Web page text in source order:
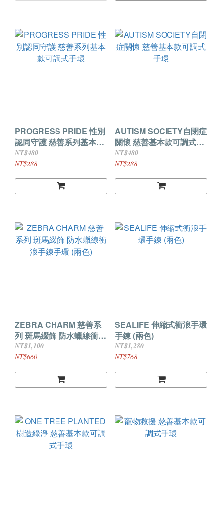
PROGRESS PRIDE 性別
認同守護 慈善系列基本款
可調式手環
NT$480
NT$288
AUTISM SOCIETY自閉症
關懷 慈善基本款可調式手
環
NT$480
NT$288
ZEBRA CHARM 慈善系
列 斑馬綴飾 防水蠟線衝浪
手鍊手環 (兩色)
NT$1,100
NT$660
SEALIFE 伸縮式衝浪手環
手鍊 (兩色)
NT$1,280
NT$768